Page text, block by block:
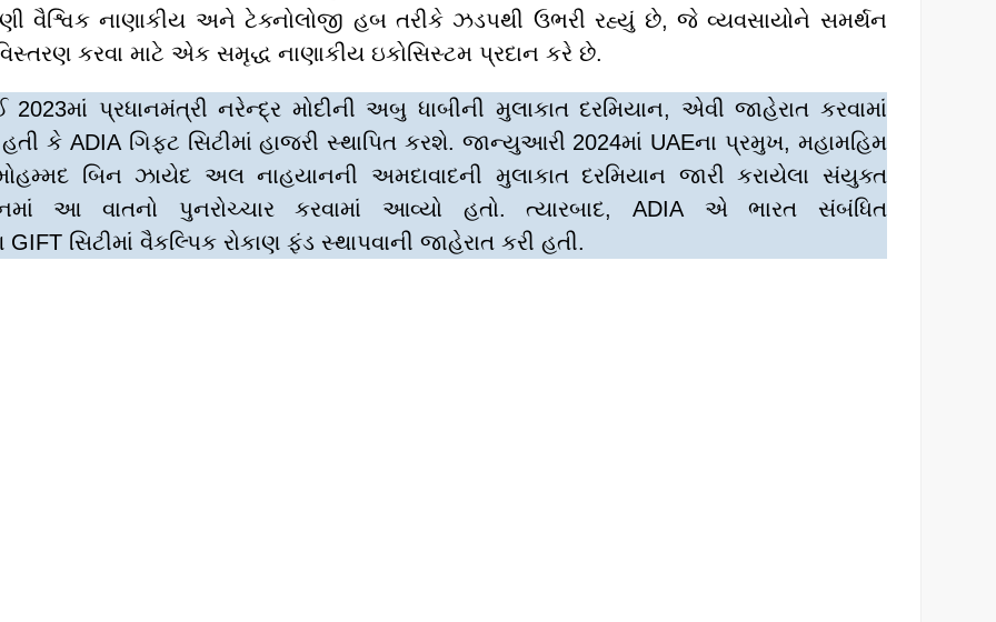
વૈશ્વિક નાણાકીય અને ટેક્નોલોજી હબ તરીકે ઝડપથી ઉભરી રહ્યું છે, જે વ્યવસાયોને સમર્થન
કરવા માટે એક સમૃદ્ધ નાણાકીય ઇકોસિસ્ટમ પ્રદાન કરે છે.
2023માં પ્રધાનમંત્રી નરેન્દ્ર મોદીની અબુ ધાબીની મુલાકાત દરમિયાન, એવી જાહેરાત કરવામાં
કે ADIA ગિફ્ટ સિટીમાં હાજરી સ્થાપિત કરશે. જાન્યુઆરી 2024માં UAEના પ્રમુખ, મહામહિમ
બિન ઝાયેદ અલ નાહયાનની અમદાવાદની મુલાકાત દરમિયાન જારી કરાયેલા સંયુક્ત
આ વાતનો પુનરોચ્ચાર કરવામાં આવ્યો હતો. ત્યારબાદ, ADIA એ ભારત સંબંધિત
GIFT સિટીમાં વૈકલ્પિક રોકાણ ફંડ સ્થાપવાની જાહેરાત કરી હતી.